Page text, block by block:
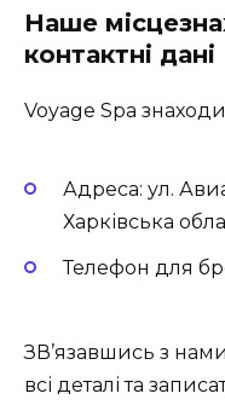
Наше
контактні дані
Voyage Spa
Адреса: ул.
Харківська
Телефон для
ЗВ’язавшись з
всі деталі та